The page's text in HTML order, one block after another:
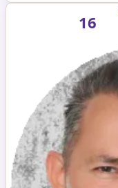
16